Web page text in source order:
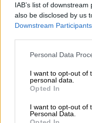
IAB’s list of
also be disclosed by us
Downstream Participants
Please note that this
not limited to your visit
grant or deny consent
use your data for below
consent section.
Personal Data
I want to opt-out of
personal data.
Opted In
I want to opt-out of
Personal Data.